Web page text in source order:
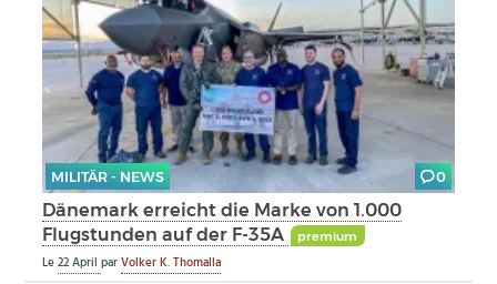
MILITÄR - NEWS 0
Dänemark erreicht die Marke von 1.000
Flugstunden auf der F-35A
premium
Le22 AprilparVolker K. Thomalla